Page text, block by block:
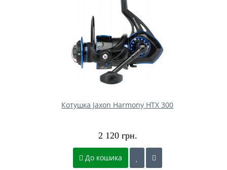
Котушка Jaxon Harmony HTX 300
2 120 грн.
До кошика